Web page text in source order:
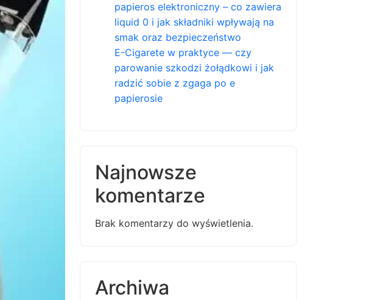
papieros elektroniczny – co zawiera
liquid 0 i jak składniki wpływają na
smak oraz bezpieczeństwo
E-Cigarete w praktyce — czy
parowanie szkodzi żołądkowi i jak
radzić sobie z zgaga po e
papierosie
Najnowsze
komentarze
Brak komentarzy do wyświetlenia.
Archiwa